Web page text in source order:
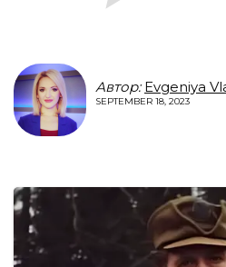
Автор: Evgeniya
SEPTEMBER 18, 2023